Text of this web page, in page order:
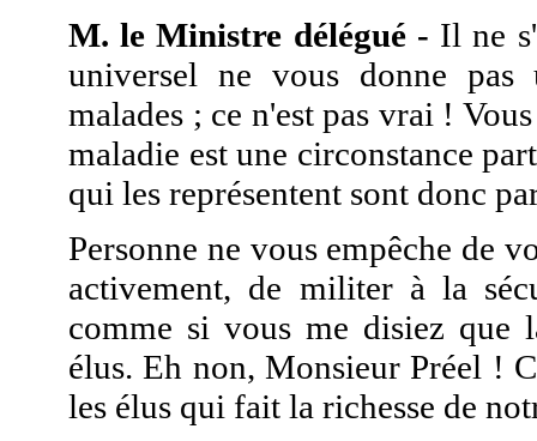
M. le Ministre délégué - Il ne
universel ne vous donne
malades ; ce n'est pas vrai !
maladie est une circonstance
qui les représentent sont donc
Personne ne vous empêche de
activement, de militer à la
comme si vous me disiez que
élus. Eh non, Monsieur Préel !
les élus qui fait la richesse de